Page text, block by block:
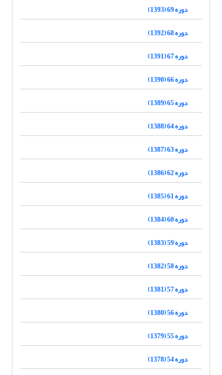
دوره 69 (1393)
دوره 68 (1392)
دوره 67 (1391)
دوره 66 (1390)
دوره 65 (1389)
دوره 64 (1388)
دوره 63 (1387)
دوره 62 (1386)
دوره 61 (1385)
دوره 60 (1384)
دوره 59 (1383)
دوره 58 (1382)
دوره 57 (1381)
دوره 56 (1380)
دوره 55 (1379)
دوره 54 (1378)